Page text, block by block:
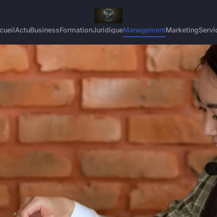
ActuBusinessFormationJuridiqueManagementMarketing